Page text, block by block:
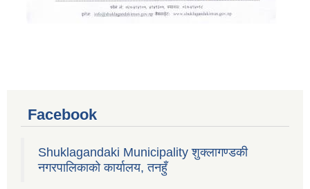
Facebook
Shuklagandaki Municipality शुक्लागण्डकी
नगरपालिकाको कार्यालय, तनहुँ